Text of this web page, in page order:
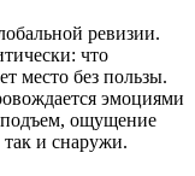
ревизии.
что
место без пользы.
эмоциями
подъем, ощущение
так и снаружи.